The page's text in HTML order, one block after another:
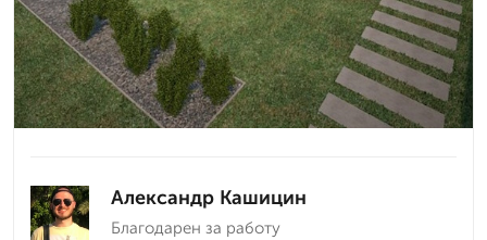
Александр Кашицин
Благодарен за работу